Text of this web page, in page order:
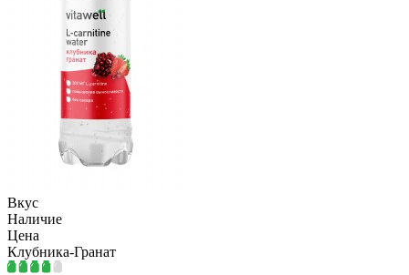
Вкус
Наличие
Цена
Клубника-Гранат